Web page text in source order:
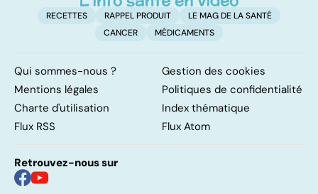
RECETTES RAPPEL PRODUIT
LE MAG DE LA SANTÉ
CANCER
MÉDICAMENTS
Qui sommes-nous ?
Gestion des cookies
Mentions légales
Politiques de confidentialité
Charte d'utilisation
Index thématique
Flux RSS
Flux Atom
Retrouvez-nous sur